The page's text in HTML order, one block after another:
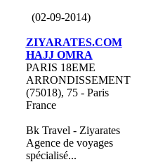
(02-09-2014)
ZIYARATES.COM
HAJJ OMRA
PARIS 18EME
ARRONDISSEMENT
(75018), 75 - Paris
France
Bk Travel - Ziyarates
Agence de voyages
spécialisé...